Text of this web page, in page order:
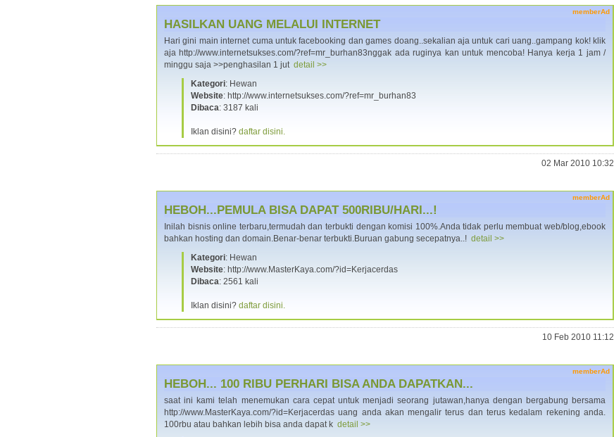
memberAd
HASILKAN UANG MELALUI INTERNET
Hari gini main internet cuma untuk facebooking dan games doang..sekalian aja untuk cari uang..gampang kok! klik
aja http://www.internetsukses.com/?ref=mr_burhan83nggak ada ruginya kan untuk mencoba! Hanya kerja 1 jam /
minggu saja >>penghasilan 1 jut detail >>
Kategori: Hewan
Website: http://www.internetsukses.com/?ref=mr_burhan83
Dibaca: 3187 kali
Iklan disini? daftar disini.
02 Mar 2010 10:32
memberAd
HEBOH...PEMULA BISA DAPAT 500RIBU/HARI...!
Inilah bisnis online terbaru,termudah dan terbukti dengan komisi 100%.Anda tidak perlu membuat web/blog,ebook
bahkan hosting dan domain.Benar-benar terbukti.Buruan gabung secepatnya..! detail >>
Kategori: Hewan
Website: http://www.MasterKaya.com/?id=Kerjacerdas
Dibaca: 2561 kali
Iklan disini? daftar disini.
10 Feb 2010 11:12
memberAd
HEBOH... 100 RIBU PERHARI BISA ANDA DAPATKAN...
saat ini kami telah menemukan cara cepat untuk menjadi seorang jutawan,hanya dengan bergabung bersama
http://www.MasterKaya.com/?id=Kerjacerdas uang anda akan mengalir terus dan terus kedalam rekening anda.
100rbu atau bahkan lebih bisa anda dapat k detail >>